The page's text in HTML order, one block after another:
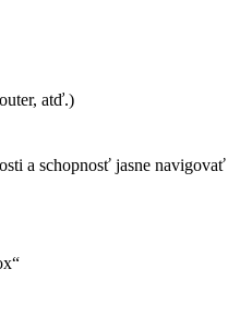
atď.)
a schopnosť jasne navigovať